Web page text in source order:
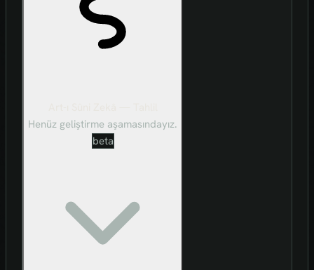
Henüz geliştirme aşamasındayız.
beta